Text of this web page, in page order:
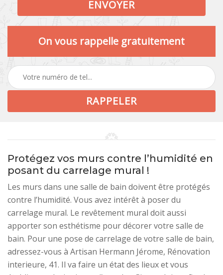
On vous rappelle gratuitement
Protégez vos murs contre l’humidité en
posant du carrelage mural !
Les murs dans une salle de bain doivent être protégés
contre l’humidité. Vous avez intérêt à poser du
carrelage mural. Le revêtement mural doit aussi
apporter son esthétisme pour décorer votre salle de
bain. Pour une pose de carrelage de votre salle de bain,
adressez-vous à Artisan Hermann Jérome, Rénovation
interieure, 41. Il va faire un état des lieux et vous